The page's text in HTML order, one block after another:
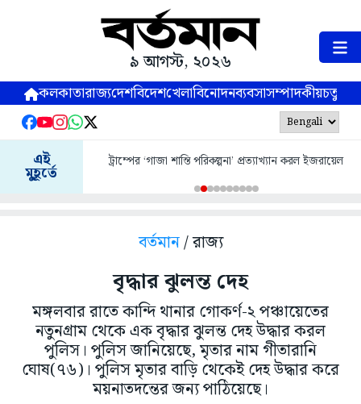
৯ আগস্ট, ২০২৬
কলকাতারাজ্যদেশবিদেশখেলাবিনোদনব্যবসাসম্পাদকীয়
এই
মুহূর্তে
ট্রাম্পের ‘গাজা শান্তি পরিকল্পনা’ প্রত্যাখ্যান করল ইজরায়েল
বর্তমান/ রাজ্য
বৃদ্ধার ঝুলন্ত দেহ
মঙ্গলবার রাতে কান্দি থানার গোকর্ণ-২ পঞ্চায়েতের
নতুনগ্রাম থেকে এক বৃদ্ধার ঝুলন্ত দেহ উদ্ধার করল
পুলিস। পুলিস জানিয়েছে, মৃতার নাম গীতারানি
ঘোষ(৭৬)। পুলিস মৃতার বাড়ি থেকেই দেহ উদ্ধার করে
ময়নাতদন্তের জন্য পাঠিয়েছে।